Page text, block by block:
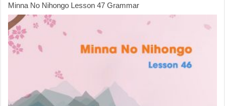
Minna No Nihongo Lesson 47 Grammar